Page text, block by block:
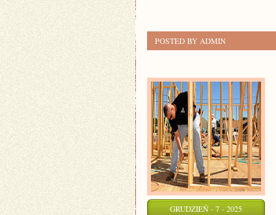
POSTED BY ADMIN
GRUDZIEŃ - 7 - 2025